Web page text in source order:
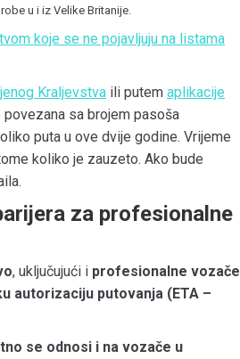
u i iz Velike Britanije.
koje se ne pojavljuju na listama
Kraljevstva ili putem aplikacije
povezana sa brojem pasoša
puta u ove dvije godine. Vrijeme
koliko je zauzeto. Ako bude
za profesionalne
, uključujući i profesionalne vozače
autorizaciju putovanja (ETA –
se odnosi i na vozače u